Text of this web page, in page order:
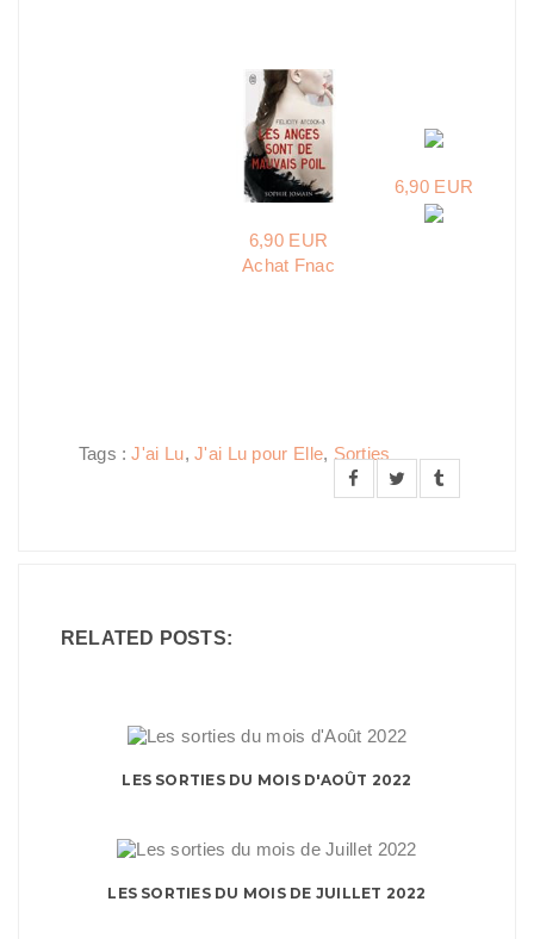
6,90 EUR
Achat Fnac
6,90 EUR
Tags :J'ai Lu,J'ai Lu pour Elle, Sorties
RELATED POSTS:
LES SORTIES DU MOIS D'AOÛT 2022
LES SORTIES DU MOIS DE JUILLET 2022